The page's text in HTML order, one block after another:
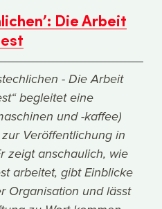
Die Arbeit
- Die Arbeit
begleitet eine
und -kaffee)
Veröffentlichung in
zeigt anschaulich, wie
arbeitet, gibt Einblicke
Organisation und lässt